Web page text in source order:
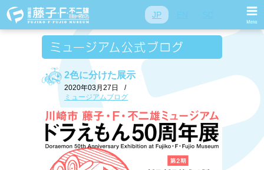
JP
2色に分けた展示
2020年03月27日
/
ミュージアムブログ